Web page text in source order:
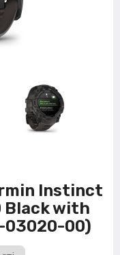
Instinct
Black with
03020-00)